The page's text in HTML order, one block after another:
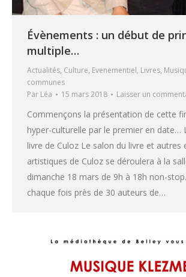
Évènements : un début de
multiple…
Actualités, Culture, Evenementiel, Livres,
communes
Par Léa 15 mars 2018 Laisser un
Commençons la présentation de cette
hyper-culturelle par le premier en date…
livre de Culoz Le salon du livre et autres
artistiques de Culoz se déroulera à la
dimanche 18 mars de 9h à 18h non-
chaque fois près de 30 auteurs de…